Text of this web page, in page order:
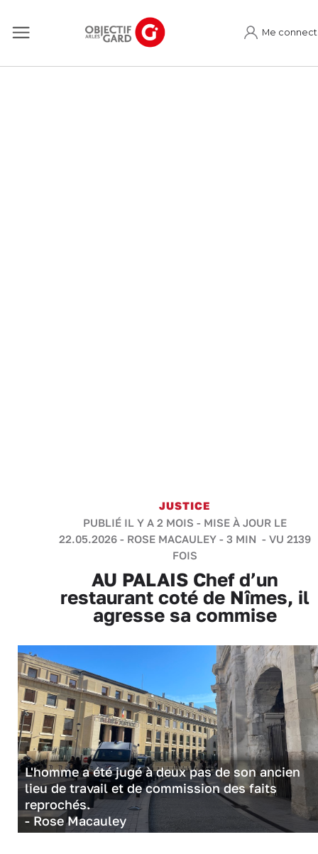
Me
JUSTICE
PUBLIÉ IL Y A 2 MOIS - MISE À JOUR LE
22.05.2026 - ROSE MACAULEY- 3 MIN - VU 2139
FOIS
AU PALAIS Chef d’un
restaurant coté de Nîmes, il
agresse sa commise
L'homme a été jugé à deux pas de son ancien
lieu de travail et de commission des faits
reprochés.
- Rose Macauley